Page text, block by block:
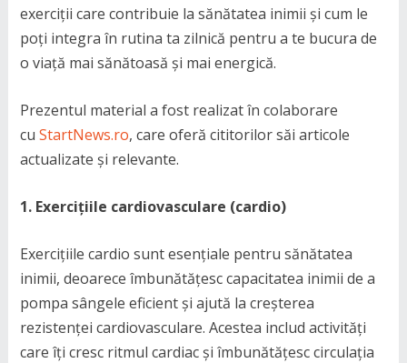
exerciții care contribuie la sănătatea inimii și cum le
poți integra în rutina ta zilnică pentru a te bucura de
o viață mai sănătoasă și mai energică.
Prezentul material a fost realizat în colaborare
cu StartNews.ro, care oferă cititorilor săi articole
actualizate și relevante.
1. Exercițiile cardiovasculare (cardio)
Exercițiile cardio sunt esențiale pentru sănătatea
inimii, deoarece îmbunătățesc capacitatea inimii de a
pompa sângele eficient și ajută la creșterea
rezistenței cardiovasculare. Acestea includ activități
care îți cresc ritmul cardiac și îmbunătățesc circulația